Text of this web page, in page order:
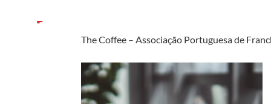
The Coffee – Associação Portuguesa de